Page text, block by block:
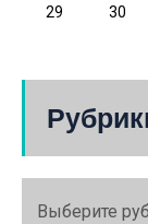
29
30